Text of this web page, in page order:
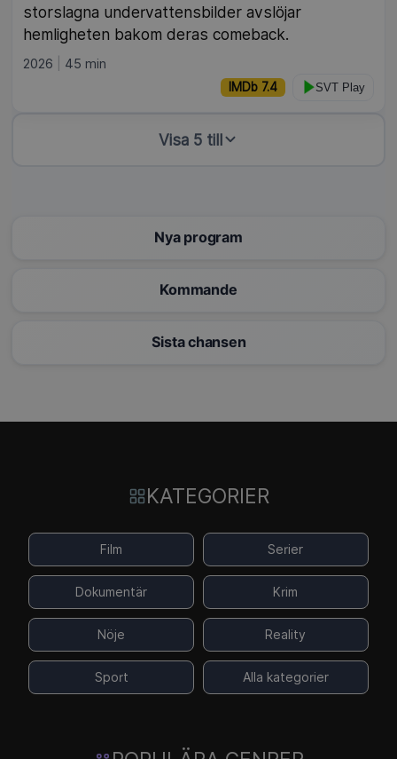
storslagna undervattensbilder avslöjar
hemligheten bakom deras comeback.
2026 45 min
IMDb 7.4 SVT Play
Visa 5 till
Nya program
Kommande
Sista chansen
KATEGORIER
Film Serier
Dokumentär Krim
Nöje Reality
Sport Alla kategorier